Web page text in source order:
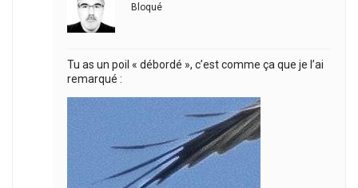
Bloqué
Tu as un poil « débordé », c’est comme ça que je l’ai
remarqué :